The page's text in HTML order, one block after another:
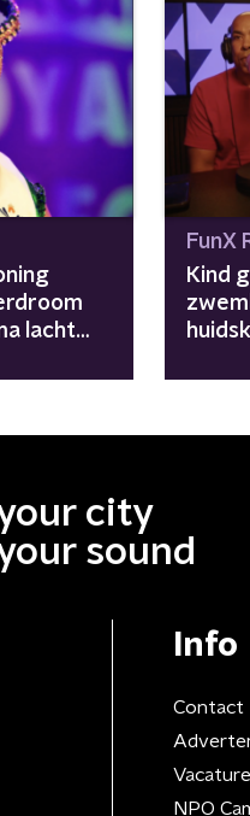
lacht
FunX
Kind
city
sound
Info
Contact
NPO